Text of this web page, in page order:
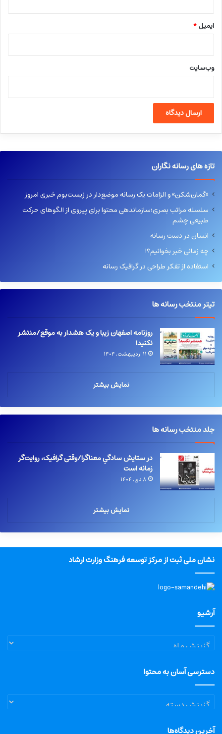
ایمیل*
وب‌سایت
تازه های رسانه نگاران
«گمان‌شکن» و الزامات یک رسانه موضع‌دار در زیست‌بوم خبری امروز
سلسله مراتب بصری؛سازماندهی محتوا برای پیروی از الگوهای حرکت
طبیعی چشم
انسان در دست رسانه
چه زمانی خبر بخوانیم؟!
استفاده از تفکر طراحی در گرافیک رسانه
تیتر منتخب رسانه ها
روزنامه اصفهان زیبا و یک هشدار به موقع/منتشر
نکنید!
۱۱ اردیبهشت, ۱۴۰۴
نمایش بیشتر
جلد منتخب رسانه ها
در ستایش سادگیِ معناگرا/وقتی گرافیک، روایت‌گر
زمانه است
۸ دی, ۱۴۰۴
نمایش بیشتر
نشان ملی ثبت از مرکز توسعه فرهنگ وزارت ارشاد
آرشیو
آرشیو
دسترسی آسان به محتوا
دسترسی
آسان
محتوا
آخرین دیدگاه‌ها